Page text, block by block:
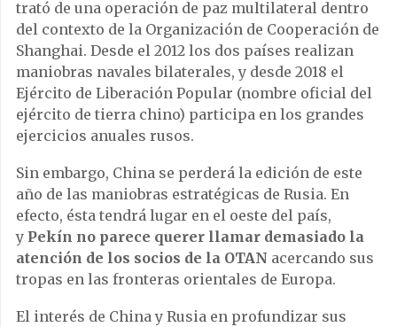
trató de una operación de paz multilateral dentro
del contexto de la Organización de Cooperación de
Shanghai. Desde el 2012 los dos países realizan
maniobras navales bilaterales, y desde 2018 el
Ejército de Liberación Popular (nombre oficial del
ejército de tierra chino) participa en los grandes
ejercicios anuales rusos.
Sin embargo, China se perderá la edición de este
año de las maniobras estratégicas de Rusia. En
efecto, ésta tendrá lugar en el oeste del país,
y Pekín no parece querer llamar demasiado la
atención de los socios de la OTAN acercando sus
tropas en las fronteras orientales de Europa.
El interés de China y Rusia en profundizar sus